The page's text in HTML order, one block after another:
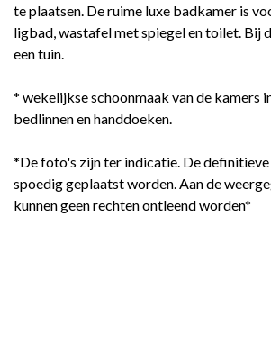
te plaatsen. De ruime luxe badkamer is
ligbad, wastafel met spiegel en toilet. Bij
een tuin.
* wekelijkse schoonmaak van de kamers
bedlinnen en handdoeken.
*De foto's zijn ter indicatie. De
spoedig geplaatst worden. Aan de
kunnen geen rechten ontleend worden*